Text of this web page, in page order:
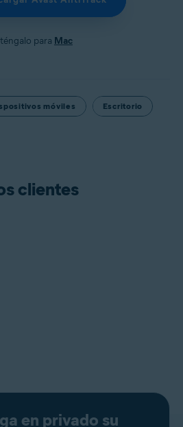
para Mac
móviles Escritorio
clientes
en privado su